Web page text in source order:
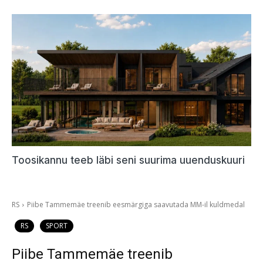
Toosikannu teeb läbi seni suurima uuenduskuuri